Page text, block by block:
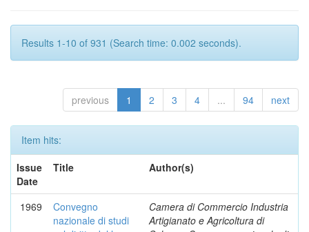
Results 1-10 of 931 (Search time: 0.002 seconds).
previous 1 2 3 4 ... 94 next
Item hits:
Issue
Date
Title Author(s)
1969
Convegno
nazionale di studi
Camera di Commercio Industria
Artigianato e Agricoltura di